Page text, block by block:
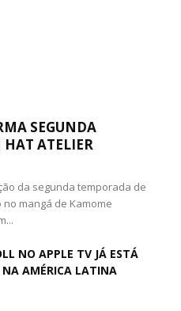
SEGUNDA
HAT ATELIER
da segunda temporada de
mangá de Kamome
NO APPLE TV JÁ ESTÁ
NA AMÉRICA LATINA